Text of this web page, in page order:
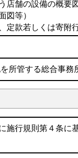
店舗の設備の概要図
図等）
定款若しくは寄附
所管する総合事務
施行規則第４条に